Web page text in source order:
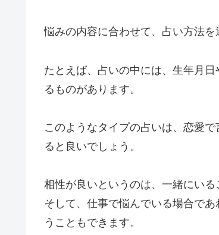
悩みの内容に合わせて、占い方法を
たとえば、占いの中には、生年月
るものがあります。
このようなタイプの占いは、恋愛
ると良いでしょう。
相性が良いというのは、一緒にい
そして、仕事で悩んでいる場合で
うこともできます。